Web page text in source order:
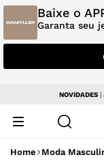
Baixe o
Garanta seu
NOVIDADES|
Home Moda